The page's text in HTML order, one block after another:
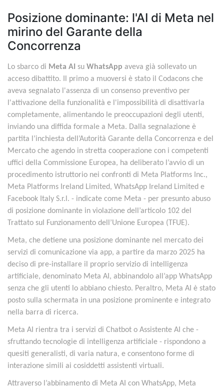
Posizione dominante: l'AI di Meta nel
mirino del Garante della
Concorrenza
Lo sbarco di Meta AI su WhatsApp aveva già sollevato un
acceso dibattito. Il primo a muoversi è stato il Codacons che
aveva segnalato l'assenza di un consenso preventivo per
l'attivazione della funzionalità e l'impossibilità di disattivarla
completamente, alimentando le preoccupazioni degli utenti,
inviando una diffida formale a Meta. Dalla segnalazione è
partita l’inchiesta dell’Autorità Garante della Concorrenza e del
Mercato che agendo in stretta cooperazione con i competenti
uffici della Commissione Europea, ha deliberato l’avvio di un
procedimento istruttorio nei confronti di Meta Platforms Inc.,
Meta Platforms Ireland Limited, WhatsApp Ireland Limited e
Facebook Italy S.r.l. - indicate come Meta - per presunto abuso
di posizione dominante in violazione dell’articolo 102 del
Trattato sul Funzionamento dell’Unione Europea (TFUE).
Meta, che detiene una posizione dominante nel mercato dei
servizi di comunicazione via app, a partire da marzo 2025 ha
deciso di pre-installare il proprio servizio di intelligenza
artificiale, denominato Meta AI, abbinandolo all’app WhatsApp
senza che gli utenti lo abbiano chiesto. Peraltro, Meta AI è stato
posto sulla schermata in una posizione prominente e integrato
nella barra di ricerca.
Meta AI rientra tra i servizi di Chatbot o Assistente AI che -
sfruttando tecnologie di intelligenza artificiale - rispondono a
quesiti generalisti, di varia natura, e consentono forme di
interazione simili ai cosiddetti assistenti virtuali.
Attraverso l’abbinamento di Meta AI con WhatsApp, Meta